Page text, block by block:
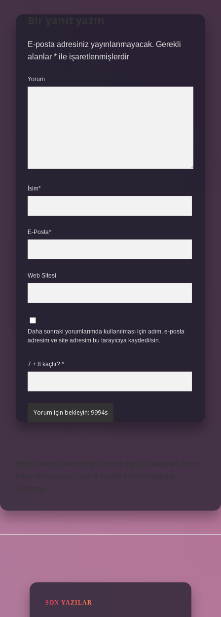
E-posta adresiniz yayınlanmayacak. Gerekli
alanlar * ile işaretlenmişlerdir
Yorum
İsim*
E-Posta*
Web Sitesi
Daha sonraki yorumlarımda kullanılması için adım, e-posta
adresim ve site adresim bu tarayıcıya kaydedilsin.
7 + 8 kaçtır? *
SON YAZILAR